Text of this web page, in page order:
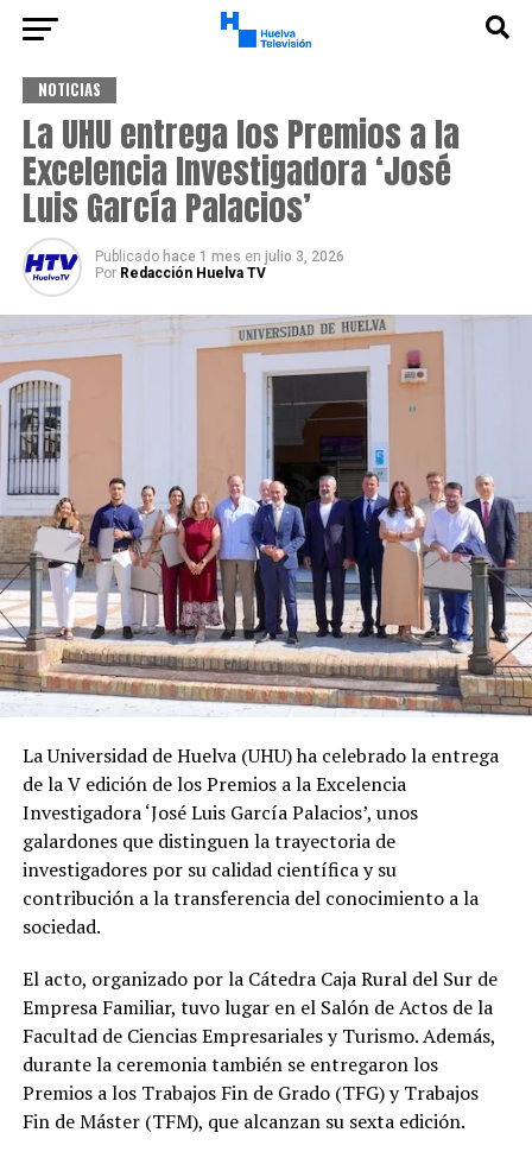
NOTICIAS
La UHU entrega los Premios a la
Excelencia Investigadora ‘José
Luis García Palacios’
Publicado hace 1 mes en julio 3, 2026
Por Redacción Huelva TV
La Universidad de Huelva (UHU) ha celebrado la entrega
de la V edición de los Premios a la Excelencia
Investigadora ‘José Luis García Palacios’, unos
galardones que distinguen la trayectoria de
investigadores por su calidad científica y su
contribución a la transferencia del conocimiento a la
sociedad.
El acto, organizado por la Cátedra Caja Rural del Sur de
Empresa Familiar, tuvo lugar en el Salón de Actos de la
Facultad de Ciencias Empresariales y Turismo. Además,
durante la ceremonia también se entregaron los
Premios a los Trabajos Fin de Grado (TFG) y Trabajos
Fin de Máster (TFM), que alcanzan su sexta edición.